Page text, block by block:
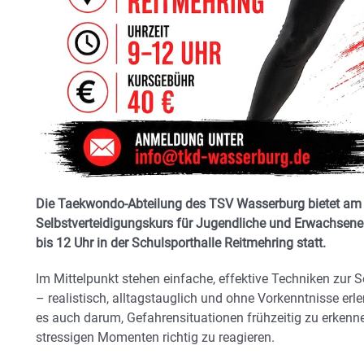
Die Taekwondo-Abteilung des TSV Wasserburg bietet
Selbstverteidigungskurs für Jugendliche und
bis 12 Uhr in der Schulsporthalle Reitmehring statt.
Im Mittelpunkt stehen einfache, effektive Techniken zur
– realistisch, alltagstauglich und ohne Vorkenntnisse
es auch darum, Gefahrensituationen frühzeitig zu
stressigen Momenten richtig zu reagieren.